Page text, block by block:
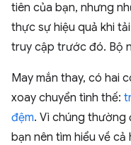
tiên của bạn, nhưng
thực sự hiệu quả khi
truy cập trước đó. Bộ
May mắn thay, có hai
xoay chuyển tình thế:
đệm. Vì chúng thường
bạn nên tìm hiểu về cả